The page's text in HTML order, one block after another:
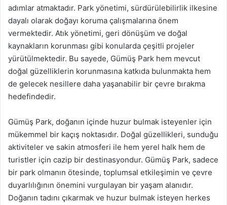
adımlar atmaktadır. Park yönetimi, sürdürülebilirlik ilkesine
dayalı olarak doğayı koruma çalışmalarına önem
vermektedir. Atık yönetimi, geri dönüşüm ve doğal
kaynakların korunması gibi konularda çeşitli projeler
yürütülmektedir. Bu sayede, Gümüş Park hem mevcut
doğal güzelliklerin korunmasına katkıda bulunmakta hem
de gelecek nesillere daha yaşanabilir bir çevre bırakma
hedefindedir.
Gümüş Park, doğanın içinde huzur bulmak isteyenler için
mükemmel bir kaçış noktasıdır. Doğal güzellikleri, sunduğu
aktiviteler ve sakin atmosferi ile hem yerel halk hem de
turistler için cazip bir destinasyondur. Gümüş Park, sadece
bir park olmanın ötesinde, toplumsal etkileşimin ve çevre
duyarlılığının önemini vurgulayan bir yaşam alanıdır.
Doğanın tadını çıkarmak ve huzur bulmak isteyen herkes